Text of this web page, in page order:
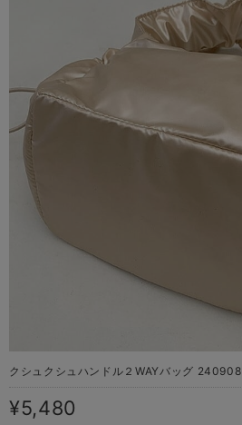
クシュクシュハンドル２WAYバッグ 240908
¥5,480